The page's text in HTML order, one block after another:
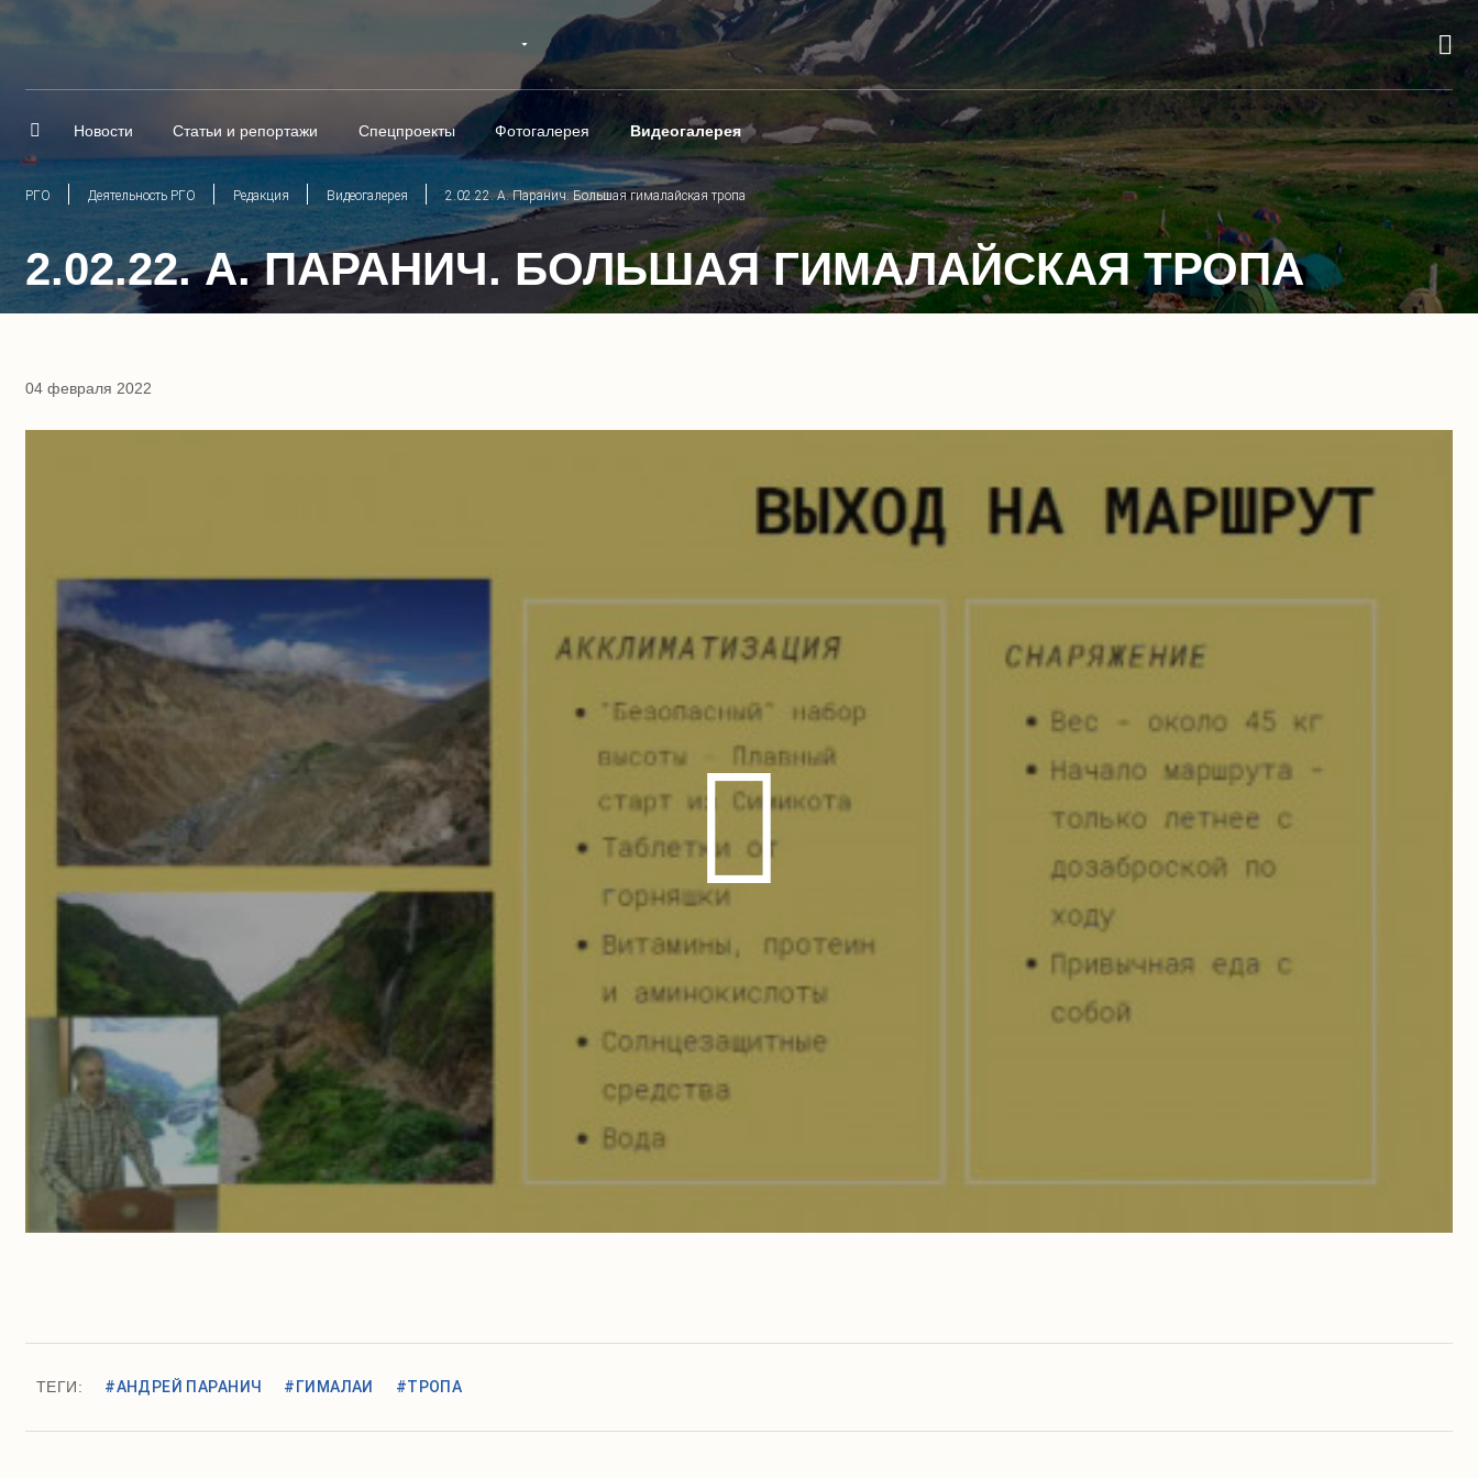
Новости Статьи и репортажи Спецпроекты Фотогалерея Видеогалерея
РГО Деятельность РГО Редакция Видеогалерея 2.02.22. А. Паранич. Большая гималайская тропа
2.02.22. А. ПАРАНИЧ. БОЛЬШАЯ ГИМАЛАЙСКАЯ ТРОПА
04 февраля 2022
ТЕГИ: #АНДРЕЙ ПАРАНИЧ #ГИМАЛАИ #ТРОПА